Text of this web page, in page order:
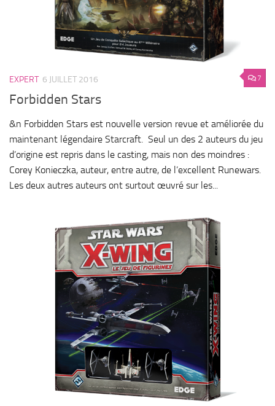
7
EXPERT 6 JUILLET 2016
Forbidden Stars
&n Forbidden Stars est nouvelle version revue et améliorée du
maintenant légendaire Starcraft. Seul un des 2 auteurs du jeu
d’origine est repris dans le casting, mais non des moindres :
Corey Konieczka, auteur, entre autre, de l’excellent Runewars.
Les deux autres auteurs ont surtout œuvré sur les...